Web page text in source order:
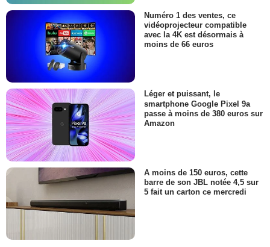
Numéro 1 des ventes, ce
vidéoprojecteur compatible
avec la 4K est désormais à
moins de 66 euros
Léger et puissant, le
smartphone Google Pixel 9a
passe à moins de 380 euros sur
Amazon
A moins de 150 euros, cette
barre de son JBL notée 4,5 sur
5 fait un carton ce mercredi